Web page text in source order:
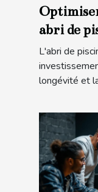
abri de
L'abri de
longévité et